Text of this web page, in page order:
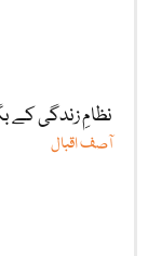
نظامِ زندگی کے
آصف اقبال